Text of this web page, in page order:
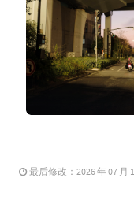
最后修改：2026 年 07 月